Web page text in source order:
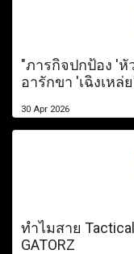
"ภารกิจปกป้อง 'หั
อารักขา 'เฉิงเหล่
30 Apr 2026
ทำไมสาย
GATORZ